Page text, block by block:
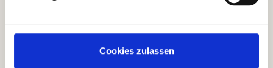
Cookies zulassen